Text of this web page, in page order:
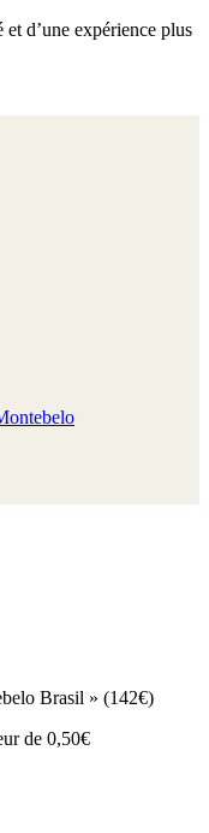
d’une expérience plus
Brasil » (142€)
de 0,50€